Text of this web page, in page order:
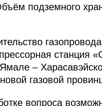
подземного
станция
–
газовой
вопроса